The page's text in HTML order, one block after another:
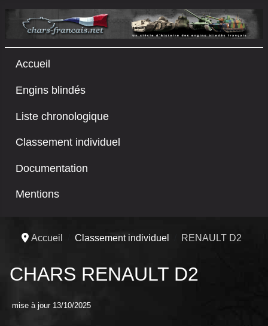
Accueil
Engins blindés
Liste chronologique
Classement individuel
Documentation
Mentions
Accueil Classement individuel RENAULT D2
CHARS RENAULT D2
mise à jour 13/10/2025